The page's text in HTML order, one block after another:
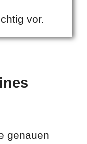
vor.
genauen